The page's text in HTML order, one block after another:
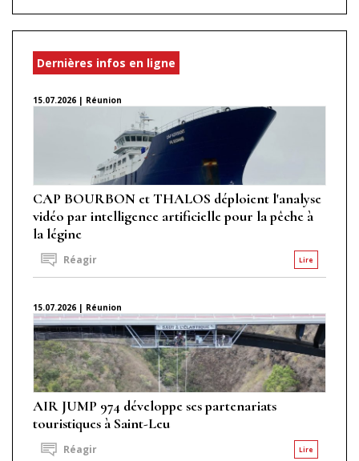
Dernières infos en ligne
15.07.2026 | Réunion
CAP BOURBON et THALOS déploient l'analyse
vidéo par intelligence artificielle pour la pêche à
la légine
Lire
Réagir
15.07.2026 | Réunion
AIR JUMP 974 développe ses partenariats
touristiques à Saint-Leu
Lire
Réagir